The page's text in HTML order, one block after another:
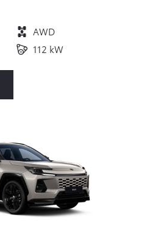
AWD
112 kW